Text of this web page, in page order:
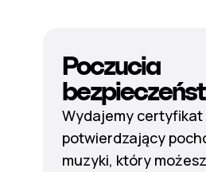
Poczucia
Wydajemy certyfikat
potwierdzający
muzyki, który